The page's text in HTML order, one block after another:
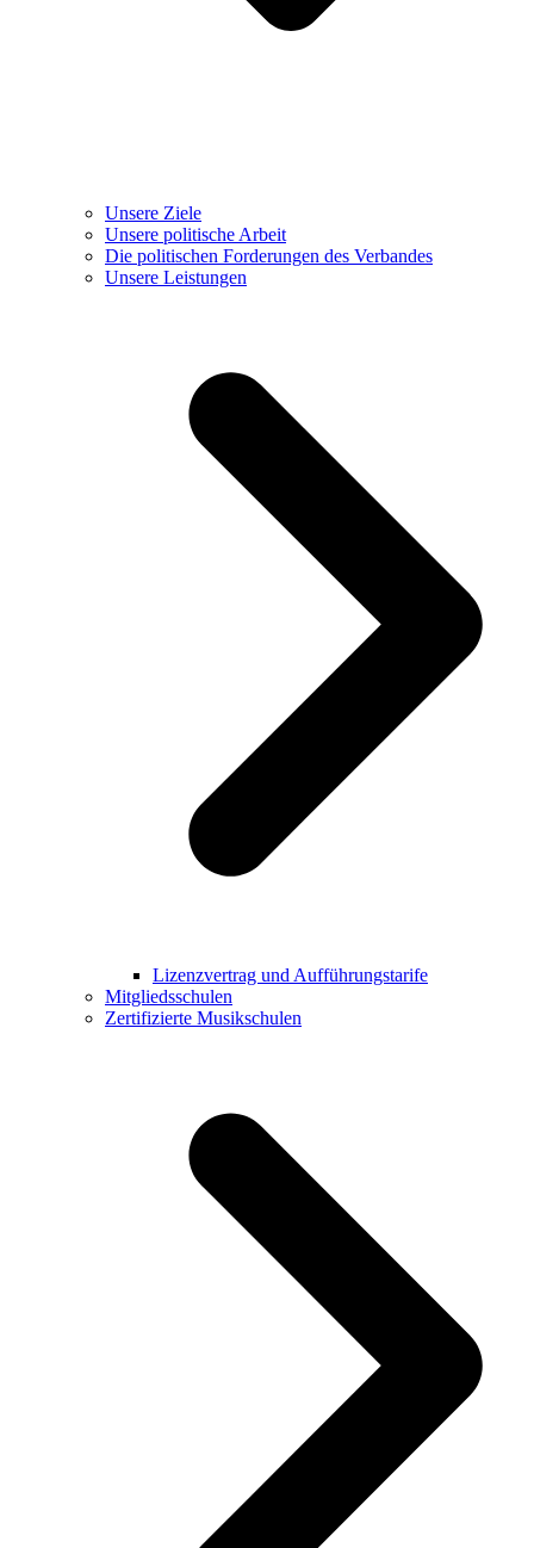
Unsere Ziele
Unsere politische Arbeit
Die politischen Forderungen des Verbandes
Unsere Leistungen
Lizenzvertrag und Aufführungstarife
Mitgliedsschulen
Zertifizierte Musikschulen